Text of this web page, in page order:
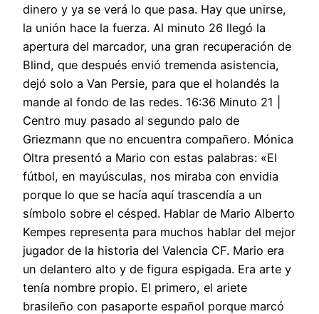
dinero y ya se verá lo que pasa. Hay que unirse,
la unión hace la fuerza. Al minuto 26 llegó la
apertura del marcador, una gran recuperación de
Blind, que después envió tremenda asistencia,
dejó solo a Van Persie, para que el holandés la
mande al fondo de las redes. 16:36 Minuto 21 |
Centro muy pasado al segundo palo de
Griezmann que no encuentra compañero. Mónica
Oltra presentó a Mario con estas palabras: «El
fútbol, en mayúsculas, nos miraba con envidia
porque lo que se hacía aquí trascendía a un
símbolo sobre el césped. Hablar de Mario Alberto
Kempes representa para muchos hablar del mejor
jugador de la historia del Valencia CF. Mario era
un delantero alto y de figura espigada. Era arte y
tenía nombre propio. El primero, el ariete
brasileño con pasaporte español porque marcó